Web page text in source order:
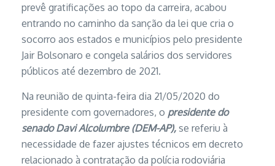
prevê gratificações ao topo da carreira, acabou
entrando no caminho da sanção da lei que cria o
socorro aos estados e municípios pelo presidente
Jair Bolsonaro e congela salários dos servidores
públicos até dezembro de 2021.
Na reunião de quinta-feira dia 21/05/2020 do
presidente com governadores, o presidente do
senado Davi Alcolumbre (DEM-AP), se referiu à
necessidade de fazer ajustes técnicos em decreto
relacionado à contratação da polícia rodoviária